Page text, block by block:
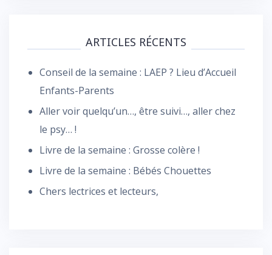
ARTICLES RÉCENTS
Conseil de la semaine : LAEP ? Lieu d’Accueil
Enfants-Parents
Aller voir quelqu’un…, être suivi…, aller chez
le psy… !
Livre de la semaine : Grosse colère !
Livre de la semaine : Bébés Chouettes
Chers lectrices et lecteurs,